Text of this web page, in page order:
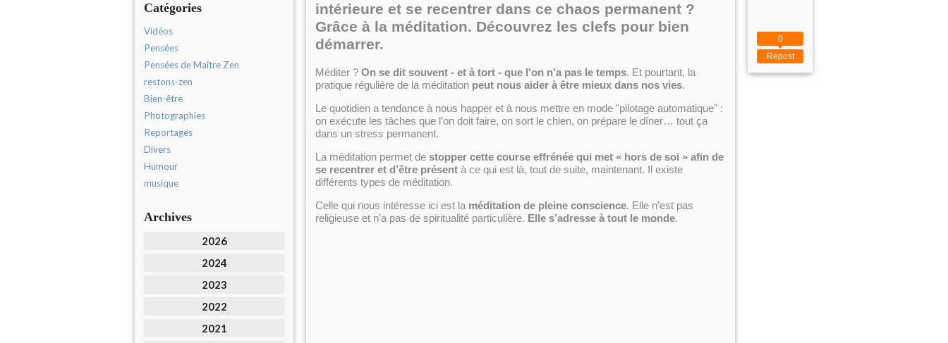
Catégories
Vidéos
Pensées
Pensées de Maître Zen
restons-zen
Bien-être
Photographies
Reportages
Divers
Humour
musique
Archives
2026
2024
2023
2022
2021
intérieure et se recentrer dans ce chaos permanent ?
Grâce à la méditation. Découvrez les clefs pour bien
démarrer.
Méditer ? On se dit souvent - et à tort - que l'on n'a pas le temps. Et pourtant, la
pratique régulière de la méditation peut nous aider à être mieux dans nos vies.
Le quotidien a tendance à nous happer et à nous mettre en mode "pilotage automatique" :
on exécute les tâches que l’on doit faire, on sort le chien, on prépare le dîner… tout ça
dans un stress permanent.
La méditation permet de stopper cette course effrénée qui met « hors de soi » afin de
se recentrer et d’être présent à ce qui est là, tout de suite, maintenant. Il existe
différents types de méditation.
Celle qui nous intéresse ici est la méditation de pleine conscience. Elle n’est pas
religieuse et n’a pas de spiritualité particulière. Elle s’adresse à tout le monde.
Repost
0